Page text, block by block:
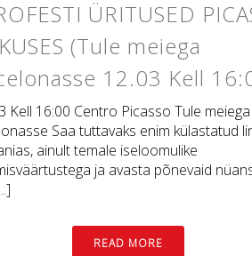
ÜRITUSED
(Tule meiega
12.03 Kell
Kell 16:00 Centro Picasso Tule meiega
Saa tuttavaks enim külastatud
ainult temale iseloomulike
ja avasta põnevaid
READ MORE